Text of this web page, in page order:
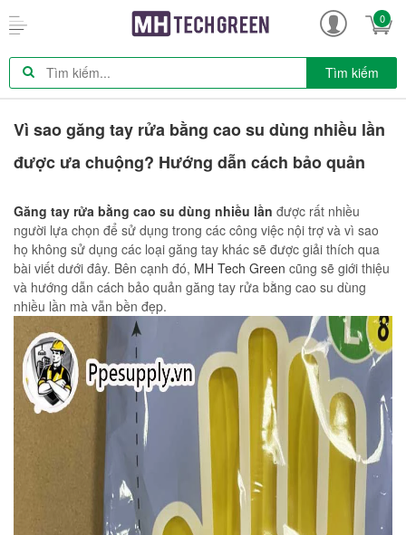
0
Tìm kiếm
Vì sao găng tay rửa bằng cao su dùng nhiều lần
được ưa chuộng? Hướng dẫn cách bảo quản
Găng tay rửa bằng cao su dùng nhiều lần được rất nhiều
người lựa chọn để sử dụng trong các công việc nội trợ và vì sao
họ không sử dụng các loại găng tay khác sẽ được giải thích qua
bài viết dưới đây. Bên cạnh đó, MH Tech Green cũng sẽ giới thiệu
và hướng dẫn cách bảo quản găng tay rửa bằng cao su dùng
nhiều lần mà vẫn bền đẹp.